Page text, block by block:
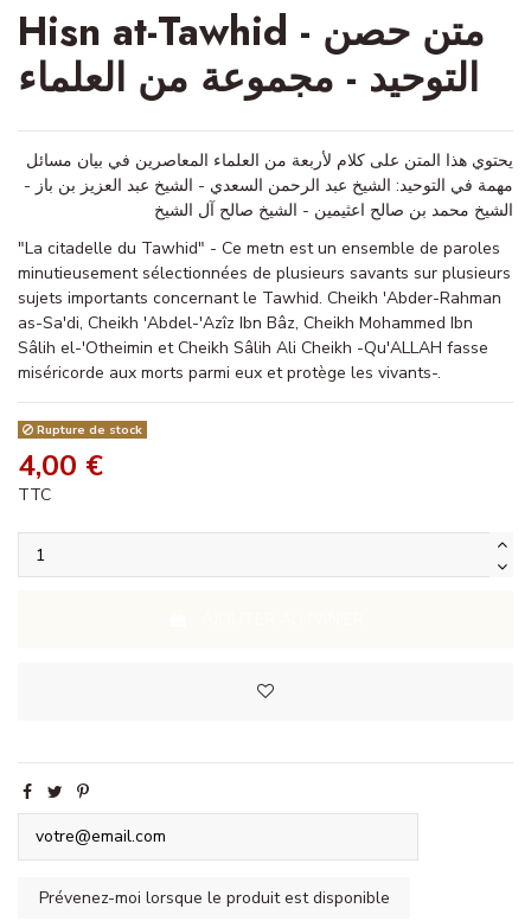
Hisn at-Tawhid - متن حصن
التوحيد - مجموعة من العلماء
يحتوي هذا المتن على كلام لأربعة من العلماء المعاصرين في بيان مسائل
مهمة في التوحيد: الشيخ عبد الرحمن السعدي - الشيخ عبد العزيز بن باز -
الشيخ محمد بن صالح اعثيمين - الشيخ صالح آل الشيخ
"La citadelle du Tawhid" - Ce metn est un ensemble de paroles
minutieusement sélectionnées de plusieurs savants sur plusieurs
sujets importants concernant le Tawhid. Cheikh 'Abder-Rahman
as-Sa'di, Cheikh 'Abdel-'Azîz Ibn Bâz, Cheikh Mohammed Ibn
Sâlih el-'Otheimin et Cheikh Sâlih Ali Cheikh -Qu'ALLAH fasse
miséricorde aux morts parmi eux et protège les vivants-.
Rupture de stock
4,00 €
TTC